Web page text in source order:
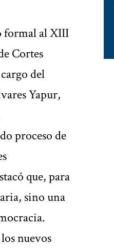
formal al XIII
Cortes
del
Yapur,
proceso de
que, para
sino una
nuevos